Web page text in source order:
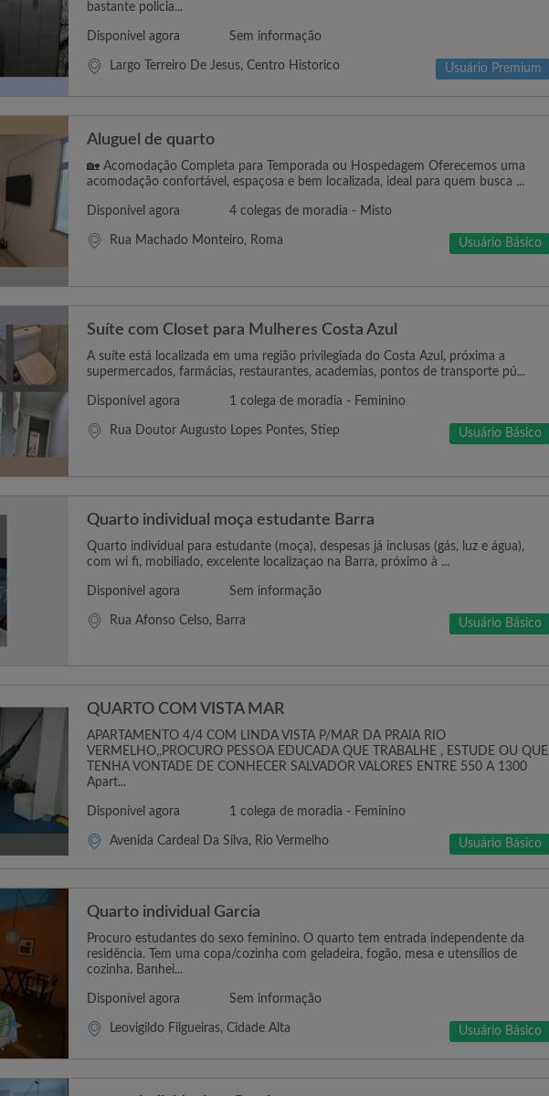
bastante policia...
Disponível agora Sem informação
Largo Terreiro De Jesus, Centro Historico Usuário Premium
Aluguel de quarto
🏡 Acomodação Completa para Temporada ou Hospedagem Oferecemos uma
acomodação confortável, espaçosa e bem localizada, ideal para quem busca ...
Disponível agora 4 colegas de moradia - Misto
Rua Machado Monteiro, Roma Usuário Básico
Suíte com Closet para Mulheres Costa Azul
A suíte está localizada em uma região privilegiada do Costa Azul, próxima a
supermercados, farmácias, restaurantes, academias, pontos de transporte pú...
Disponível agora 1 colega de moradia - Feminino
Rua Doutor Augusto Lopes Pontes, Stiep Usuário Básico
Quarto individual moça estudante Barra
Quarto individual para estudante (moça), despesas já inclusas (gás, luz e água),
com wi fi, mobiliado, excelente localizaçao na Barra, próximo à ...
Disponível agora Sem informação
Rua Afonso Celso, Barra Usuário Básico
QUARTO COM VISTA MAR
APARTAMENTO 4/4 COM LINDA VISTA P/MAR DA PRAIA RIO
VERMELHO,,PROCURO PESSOA EDUCADA QUE TRABALHE , ESTUDE OU QUE
TENHA VONTADE DE CONHECER SALVADOR VALORES ENTRE 550 A 1300
Apart...
Disponível agora 1 colega de moradia - Feminino
Avenida Cardeal Da Silva, Rio Vermelho Usuário Básico
Quarto individual Garcia
Procuro estudantes do sexo feminino. O quarto tem entrada independente da
residência. Tem uma copa/cozinha com geladeira, fogão, mesa e utensílios de
cozinha. Banhei...
Disponível agora Sem informação
Leovigildo Filgueiras, Cidade Alta Usuário Básico